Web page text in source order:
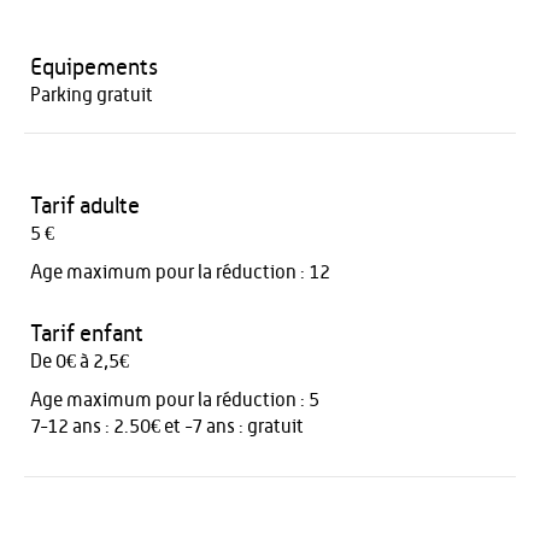
Equipements
Parking gratuit
Tarif adulte
5 €
Age maximum pour la réduction : 12
Tarif enfant
De 0€ à 2,5€
Age maximum pour la réduction : 5
7-12 ans : 2.50€ et -7 ans : gratuit